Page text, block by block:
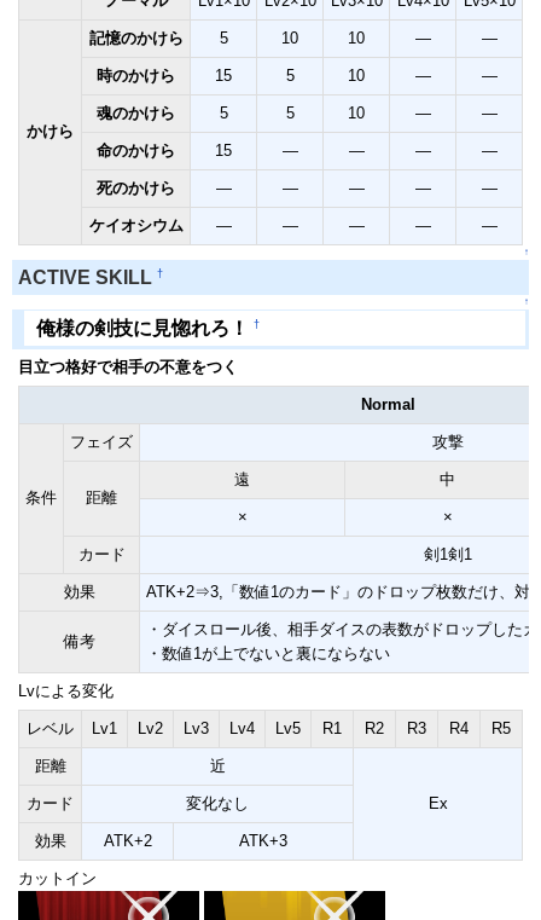
かけら
記憶のかけら 5 10 10 ― ―
時のかけら 15 5 10 ― ―
魂のかけら 5 5 10 ― ―
命のかけら 15 ― ― ― ―
死のかけら ― ― ― ― ―
ケイオシウム ― ― ― ― ―
↑
ACTIVE SKILL †
↑
俺様の剣技に見惚れろ！ †
目立つ格好で相手の不意をつく
Normal
条件
フェイズ 攻撃
距離
遠 中
× ×
カード 剣1剣1
効果 ATK+2⇒3,「数値1のカード」のドロップ枚数だけ、対
備考
・ダイスロール後、相手ダイスの表数がドロップした
・数値1が上でないと裏にならない
Lvによる変化
レベル Lv1 Lv2 Lv3 Lv4 Lv5 R1 R2 R3 R4 R5
距離 近
Ex
カード 変化なし
効果 ATK+2 ATK+3
カットイン